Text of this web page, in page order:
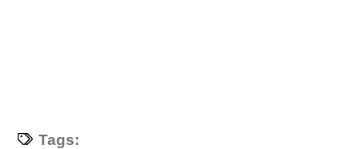
Tags: